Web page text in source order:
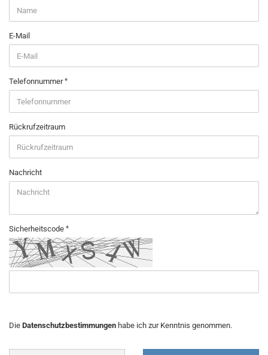
E-Mail
Telefonnummer
Rückrufzeitraum
Nachricht
Sicherheitscode
DATENSCHUTZBESTIMMUNGEN
Die Datenschutzbestimmungen habe ich zur Kenntnis genommen.